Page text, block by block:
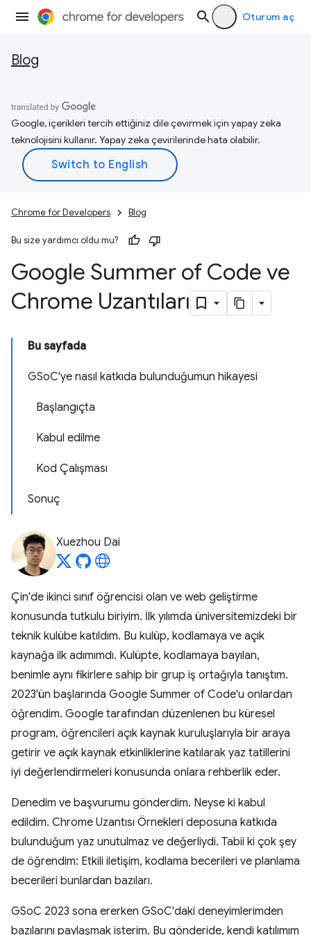
Oturum aç
Blog
Google, içerikleri tercih ettiğiniz dile çevirmek için yapay zeka
teknolojisini kullanır. Yapay zeka çevirilerinde hata olabilir.
Chrome for Developers Blog
Bu size yardımcı oldu mu?
Google Summer of Code ve
Chrome Uzantıları
Bu sayfada
GSoC'ye nasıl katkıda bulunduğumun hikayesi
Başlangıçta
Kabul edilme
Kod Çalışması
Sonuç
Xuezhou Dai
Çin'de ikinci sınıf öğrencisi olan ve web geliştirme
konusunda tutkulu biriyim. İlk yılımda üniversitemizdeki bir
teknik kulübe katıldım. Bu kulüp, kodlamaya ve açık
kaynağa ilk adımımdı. Kulüpte, kodlamaya bayılan,
benimle aynı fikirlere sahip bir grup iş ortağıyla tanıştım.
2023'ün başlarında Google Summer of Code'u onlardan
öğrendim. Google tarafından düzenlenen bu küresel
program, öğrencileri açık kaynak kuruluşlarıyla bir araya
getirir ve açık kaynak etkinliklerine katılarak yaz tatillerini
iyi değerlendirmeleri konusunda onlara rehberlik eder.
Denedim ve başvurumu gönderdim. Neyse ki kabul
edildim. Chrome Uzantısı Örnekleri deposuna katkıda
bulunduğum yaz unutulmaz ve değerliydi. Tabii ki çok şey
de öğrendim: Etkili iletişim, kodlama becerileri ve planlama
becerileri bunlardan bazıları.
GSoC 2023 sona ererken GSoC'daki deneyimlerimden
bazılarını paylaşmak isterim. Bu gönderide, kendi katılımım